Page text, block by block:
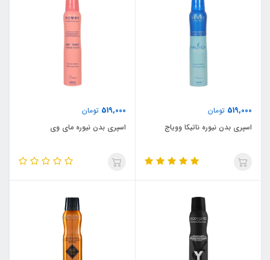
519,000 تومان
اسپری بدن نیوره ناتیکا وویاج
519,000 تومان
اسپری بدن نیوره مای وی